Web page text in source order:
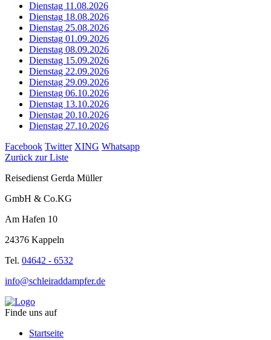
Dienstag 11.08.2026
Dienstag 18.08.2026
Dienstag 25.08.2026
Dienstag 01.09.2026
Dienstag 08.09.2026
Dienstag 15.09.2026
Dienstag 22.09.2026
Dienstag 29.09.2026
Dienstag 06.10.2026
Dienstag 13.10.2026
Dienstag 20.10.2026
Dienstag 27.10.2026
Facebook Twitter XING Whatsapp
Zurück zur Liste
Reisedienst Gerda Müller
GmbH & Co.KG
Am Hafen 10
24376 Kappeln
Tel. 04642 - 6532
info@schleiraddampfer.de
Finde uns auf
Startseite